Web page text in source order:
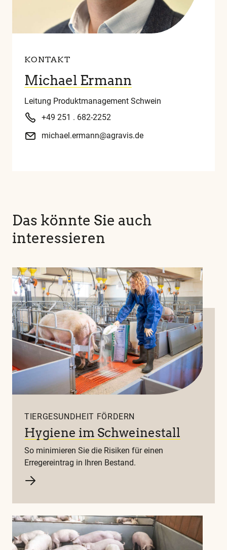
KONTAKT
Michael Ermann
Leitung Produktmanagement Schwein
+49 251 . 682-2252
michael.ermann@agravis.de
Das könnte Sie auch
interessieren
TIERGESUNDHEIT FÖRDERN
Hygiene im Schweinestall
So minimieren Sie die Risiken für einen
Erregereintrag in Ihren Bestand.